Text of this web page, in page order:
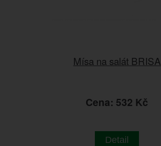
Mísa na salát BRISA
Cena: 532 Kč
Detail